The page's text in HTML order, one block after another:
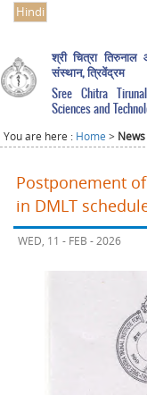
Hindi
श्री चित्रा तिरुनाल
संस्थान, त्रिवेंद्रम
Sree Chitra
Sciences and
You are here : Home > News
Postponement
in DMLT
WED, 11 - FEB - 2026